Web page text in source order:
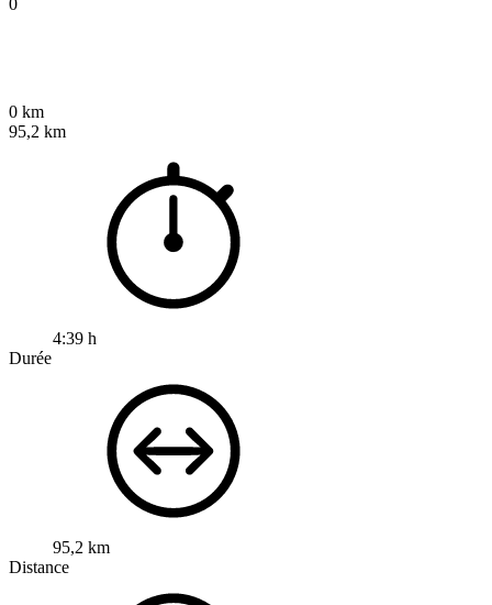
0 km
95,2 km
4:39 h
Durée
95,2 km
Distance